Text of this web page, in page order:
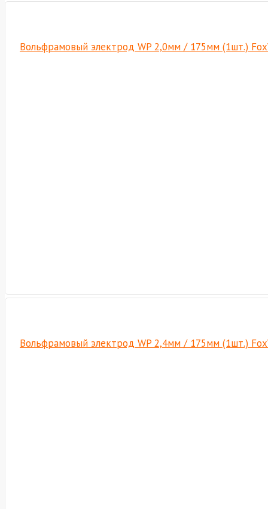
Вольфрамовый электрод WP 2,0мм / 175мм (1шт.)
Вольфрамовый электрод WP 2,4мм / 175мм (1шт.)